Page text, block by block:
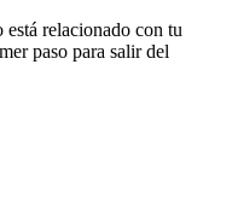
relacionado con tu
paso para salir del